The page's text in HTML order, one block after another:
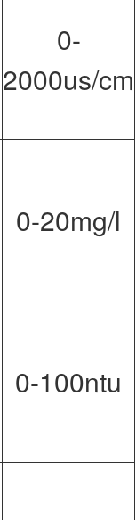
0-
2000us/cm
0-20mg/l
0-100ntu